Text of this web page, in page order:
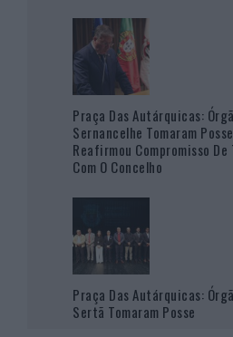
Praça Das Autárquicas:
Sernancelhe Tomaram
Reafirmou Compromisso De
Com O Concelho
Praça Das Autárquicas:
Sertã Tomaram Posse